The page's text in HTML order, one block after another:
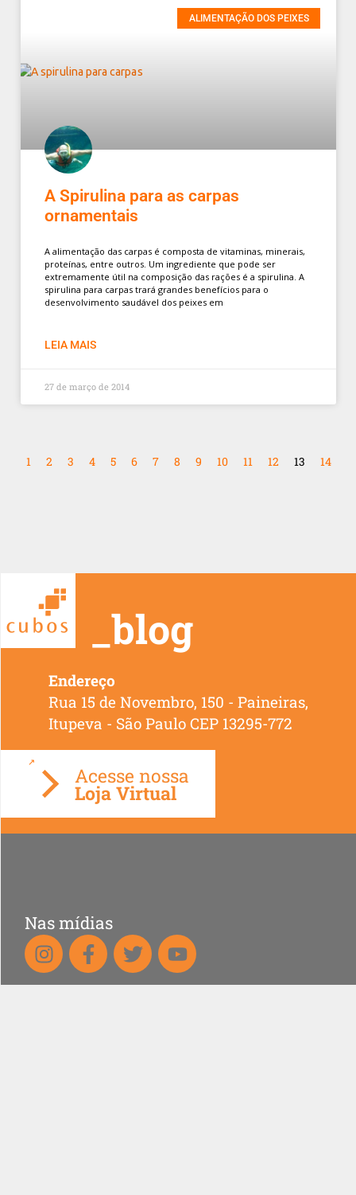
ALIMENTAÇÃO DOS PEIXES
A Spirulina para as carpas
ornamentais
A alimentação das carpas é composta de vitaminas, minerais,
proteínas, entre outros. Um ingrediente que pode ser
extremamente útil na composição das rações é a spirulina. A
spirulina para carpas trará grandes benefícios para o
desenvolvimento saudável dos peixes em
LEIA MAIS
27 de março de 2014
1 2 3 4 5 6 7 8 9 10 11 12 13 14
_blog
Endereço
Rua 15 de Novembro, 150 - Paineiras,
Loja Virtual
Nas mídias